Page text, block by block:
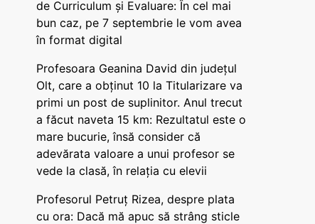
de Curriculum și Evaluare: În cel mai
bun caz, pe 7 septembrie le vom avea
în format digital
Profesoara Geanina David din județul
Olt, care a obținut 10 la Titularizare va
primi un post de suplinitor. Anul trecut
a făcut naveta 15 km: Rezultatul este o
mare bucurie, însă consider că
adevărata valoare a unui profesor se
vede la clasă, în relația cu elevii
Profesorul Petruț Rizea, despre plata
cu ora: Dacă mă apuc să strâng sticle